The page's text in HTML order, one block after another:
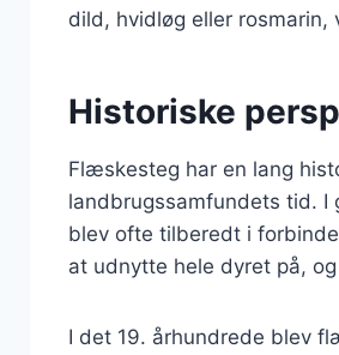
dild, hvidløg eller
Historiske
Flæskesteg har en lang
landbrugssamfundets tid. I
blev ofte tilberedt i
at udnytte hele dyret på,
I det 19. århundrede blev